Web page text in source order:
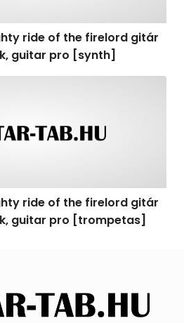
ride of the firelord gitár
guitar pro [synth]
ride of the firelord gitár
guitar pro [trompetas]